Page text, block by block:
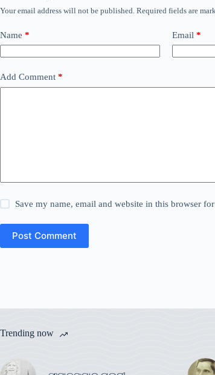
Your email address will not be published. Required fields are
Name * Email *
Add Comment *
Save my name, email and website in this browser
Post Comment
Trending now